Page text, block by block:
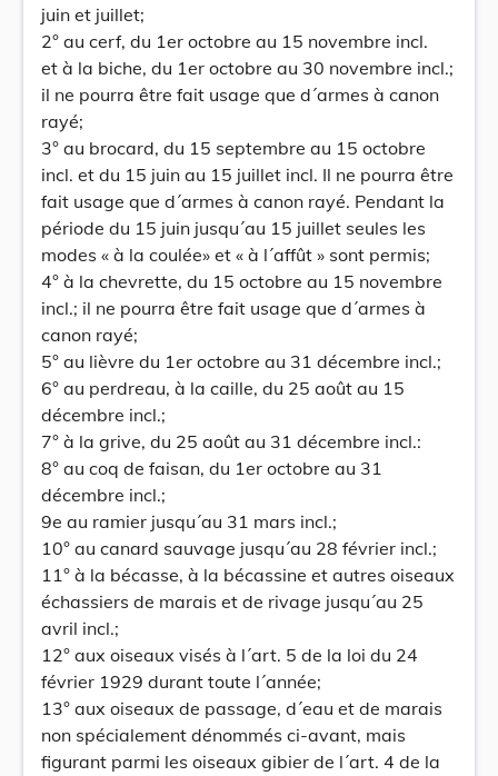
juin et juillet;
2° au cerf, du 1er octobre au 15 novembre incl.
et à la biche, du 1er octobre au 30 novembre incl.;
il ne pourra être fait usage que d´armes à canon
rayé;
3° au brocard, du 15 septembre au 15 octobre
incl. et du 15 juin au 15 juillet incl. Il ne pourra être
fait usage que d´armes à canon rayé. Pendant la
période du 15 juin jusqu´au 15 juillet seules les
modes « à la coulée» et « à l´affût » sont permis;
4° à la chevrette, du 15 octobre au 15 novembre
incl.; il ne pourra être fait usage que d´armes à
canon rayé;
5° au lièvre du 1er octobre au 31 décembre incl.;
6° au perdreau, à la caille, du 25 août au 15
décembre incl.;
7° à la grive, du 25 août au 31 décembre incl.:
8° au coq de faisan, du 1er octobre au 31
décembre incl.;
9e au ramier jusqu´au 31 mars incl.;
10° au canard sauvage jusqu´au 28 février incl.;
11° à la bécasse, à la bécassine et autres oiseaux
échassiers de marais et de rivage jusqu´au 25
avril incl.;
12° aux oiseaux visés à l´art. 5 de la loi du 24
février 1929 durant toute l´année;
13° aux oiseaux de passage, d´eau et de marais
non spécialement dénommés ci-avant, mais
figurant parmi les oiseaux gibier de l´art. 4 de la